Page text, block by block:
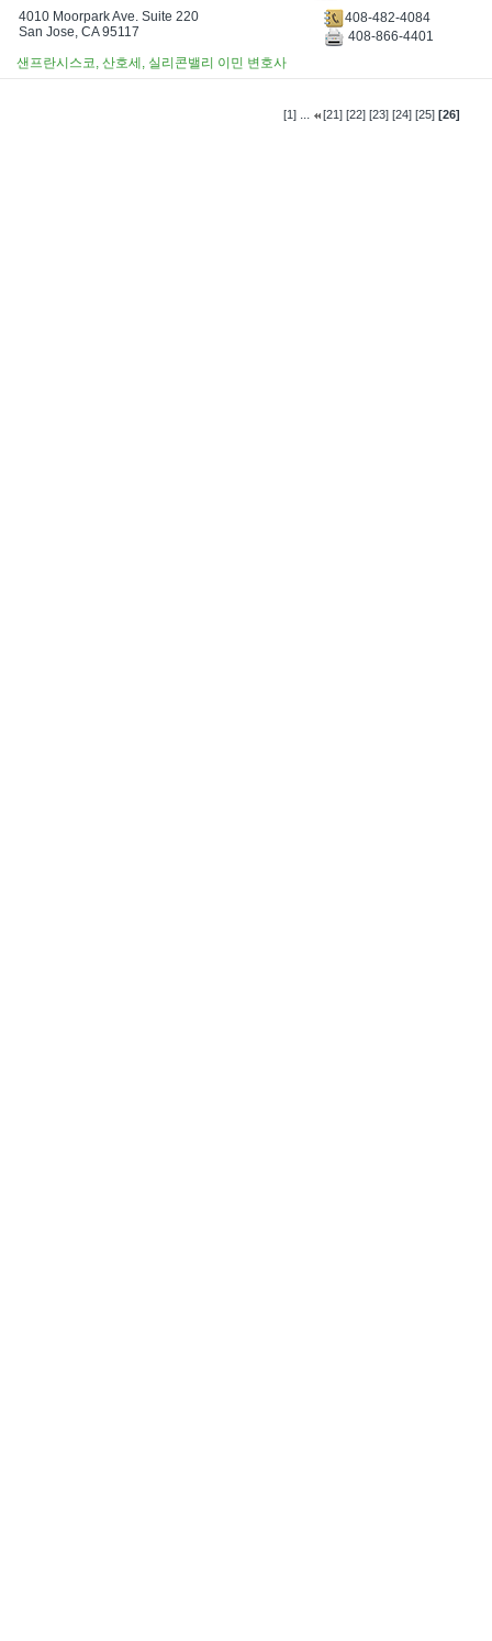
4010 Moorpark Ave. Suite 220
San Jose, CA 95117
408-482-4084
408-866-4401
샌프란시스코, 산호세, 실리콘밸리 이민 변호사
[1] ... [21] [22] [23] [24] [25] [26]